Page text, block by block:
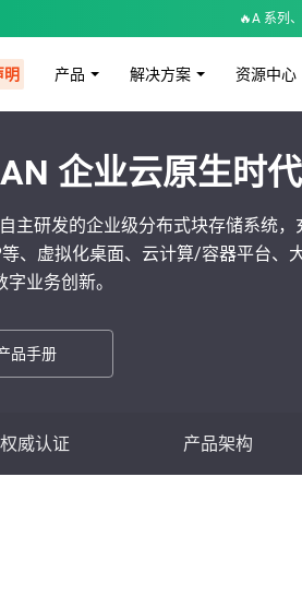
🔥A 系列
明 产品 解决方案 资源中心
企业云原生时
主研发的企业级分布式块存储系统
、虚拟化桌面、云计算/容器平台、
业务创新。
品手册
权威认证 产品架构